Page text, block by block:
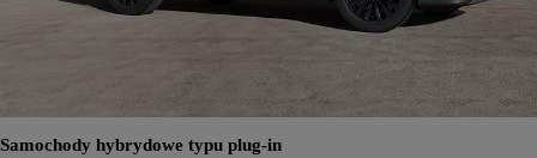
Samochody hybrydowe typu plug-in